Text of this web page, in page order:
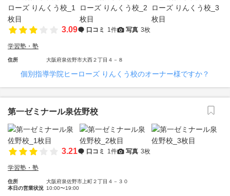
3.09 口コミ 1件 写真 3枚
学習塾・塾
住所 大阪府泉佐野市大西２丁目４－８
個別指導学院ヒーローズ りんくう校のオーナー様ですか？
第一ゼミナール泉佐野校
3.21 口コミ 1件 写真 3枚
学習塾・塾
住所
大阪府泉佐野市上町２丁目４－３０
本日の営業状況 10:00〜19:00